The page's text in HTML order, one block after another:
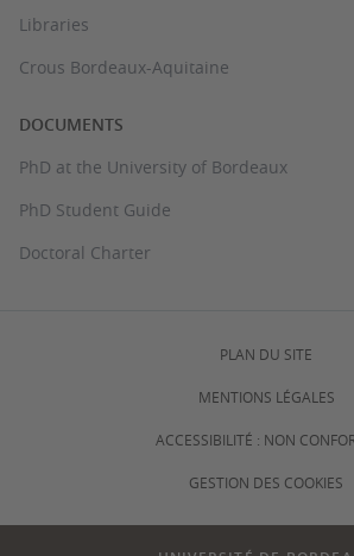
Libraries
Crous Bordeaux-Aquitaine
DOCUMENTS
PhD at the University of Bordeaux
PhD Student Guide
Doctoral Charter
PLAN DU SITE
MENTIONS LÉGALES
ACCESSIBILITÉ : NON
GESTION DES COOKIES